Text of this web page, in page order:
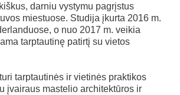
darniu vystymu pagrįstus
miestuose. Studija įkurta 2016 m.
o nuo 2017 m. veikia
tarptautinę patirtį su vietos
tarptautinės ir vietinės praktikos
įvairaus mastelio architektūros ir